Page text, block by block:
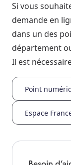
Si vous
demande en
dans un des
département
Il est
Point
Espace